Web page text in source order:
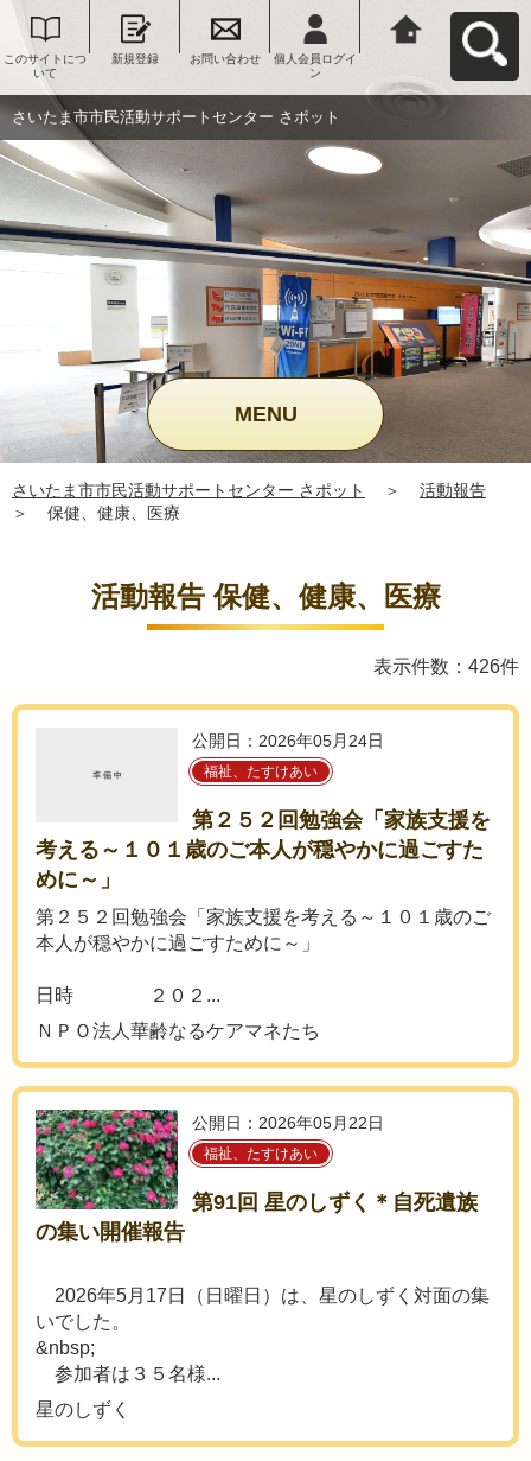
このサイトにつ
いて
新規登録 お問い合わせ
個人会員ログイ
ン
ンター さポット
へ戻る
さいたま市市民活動サポートセンター さポット
MENU
さいたま市市民活動サポートセンター さポット ＞
活動報告
＞
保健、健康、医療
活動報告 保健、健康、医療
表示件数：426件
公開日：2026年05月24日
福祉、たすけあい
第２５２回勉強会「家族支援を
考える～１０１歳のご本人が穏やかに過ごすた
めに～」
第２５２回勉強会「家族支援を考える～１０１歳のご
本人が穏やかに過ごすために～」
日時 ２０２...
ＮＰＯ法人華齢なるケアマネたち
公開日：2026年05月22日
福祉、たすけあい
第91回 星のしずく＊自死遺族
の集い開催報告
2026年5月17日（日曜日）は、星のしずく対面の集
いでした。
&nbsp;
参加者は３５名様...
星のしずく